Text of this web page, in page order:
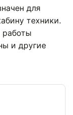
для
техники.
работы
и другие